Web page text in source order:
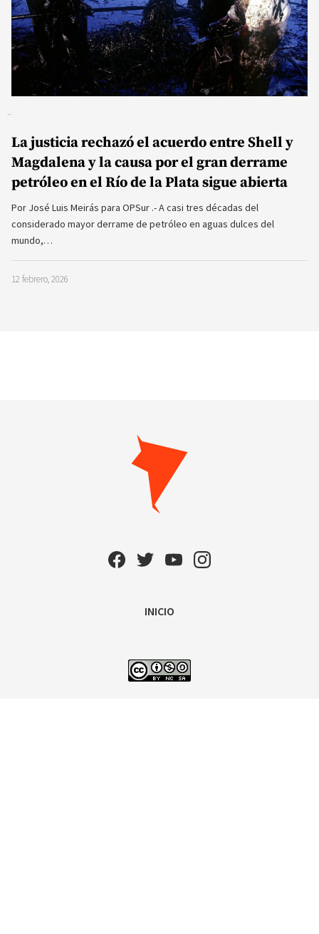
La justicia rechazó el acuerdo entre Shell y
Magdalena y la causa por el gran derrame
petróleo en el Río de la Plata sigue abierta
Por José Luis Meirás para OPSur .- A casi tres décadas del
considerado mayor derrame de petróleo en aguas dulces del
mundo,…
12 febrero, 2026
INICIO